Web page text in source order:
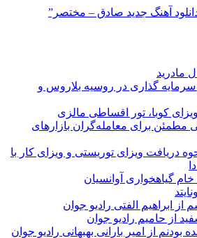
آهنگ جدید صادق – مختصر”
مادرید
گذاری در روسیه بلاروس و
کوبا، تور اقساطی مالزی
مطمئن برای معامله‌گران بازارهای
دریافت ویزای توریستی و ویزای کار با
خام گیاهخواری آوانسیان
از ابراهیم الفتی رادیو جوان
از حامیم رادیو جوان
بودنم از امیر بارانی بهبهانی رادیو جوان